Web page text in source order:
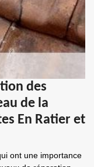
des
de la
En Ratier et
ont une importance